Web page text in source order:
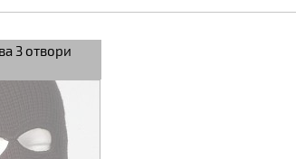
3 отвори